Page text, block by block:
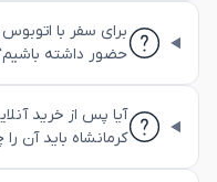
برای سفر با
حضور داشته
آیا پس از خرید
کرمانشاه باید آن